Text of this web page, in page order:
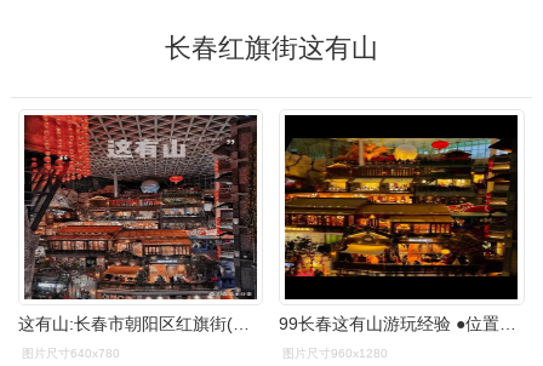
长春红旗街这有山
图片尺寸640x780 图片尺寸960x1280